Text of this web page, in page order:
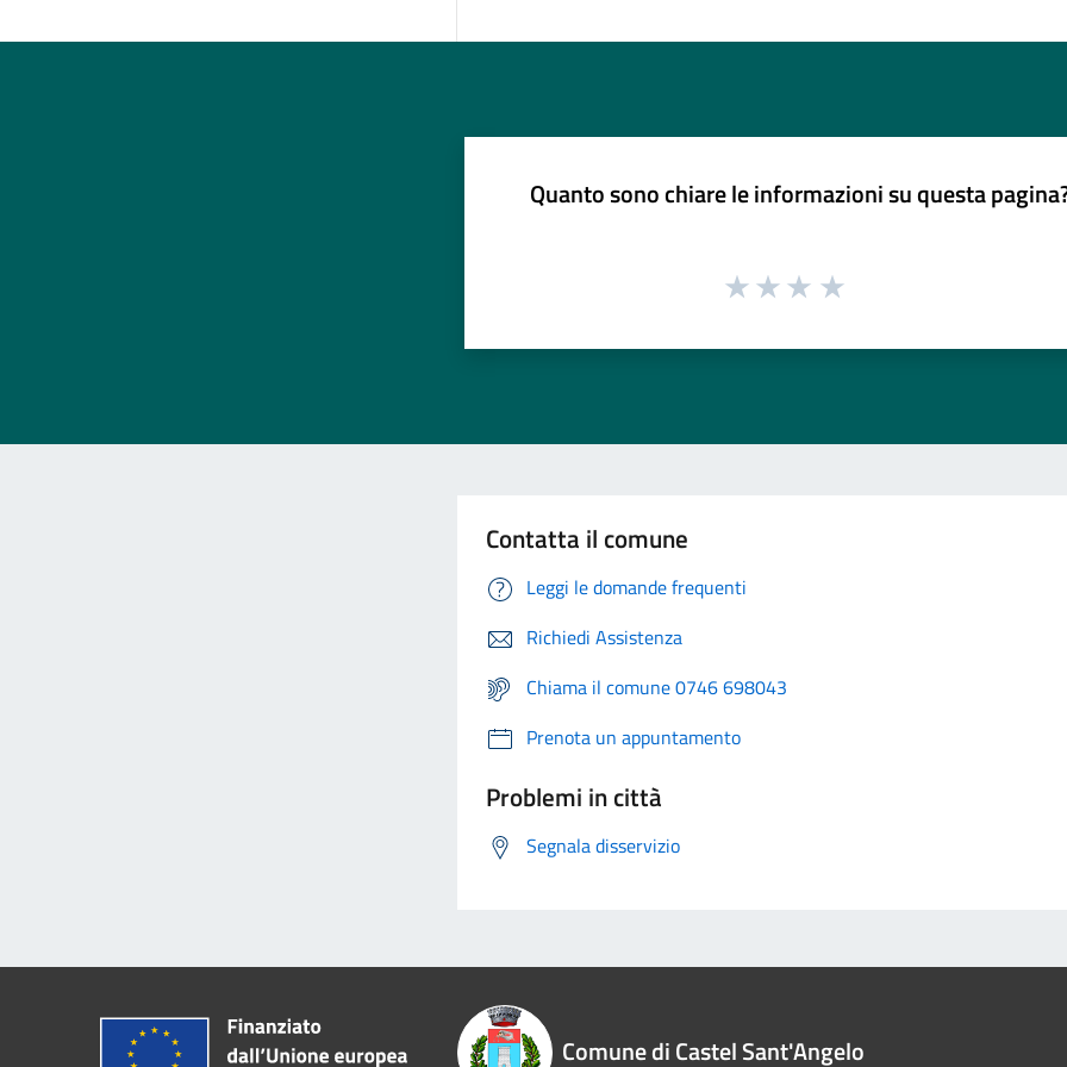
Quanto sono chiare le informazioni su questa
Contatta il comune
Leggi le domande frequenti
Richiedi Assistenza
Chiama il comune 0746 698043
Prenota un appuntamento
Problemi in città
Segnala disservizio
Comune di Castel Sant'Angelo